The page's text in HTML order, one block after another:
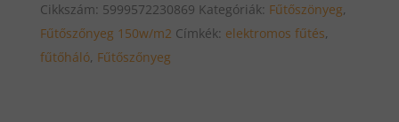
Fűtőháló,
fűtőszőnyeg
9m2
Cikkszám: 5999572230869 Kategóriák: Fűtőszönyeg,
Fűtőszőnyeg 150w/m2 Címkék: elektromos fűtés,
fűtőháló, Fűtőszőnyeg